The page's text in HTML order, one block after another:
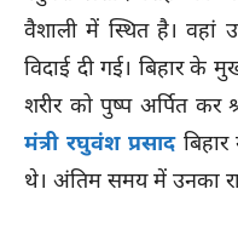
वैशाली में स्थित है। वहां
विदाई दी गई। बिहार के
शरीर को पुष्प अर्पित कर
मंत्री रघुवंश प्रसादबिहार
थे। अंतिम समय में उनका